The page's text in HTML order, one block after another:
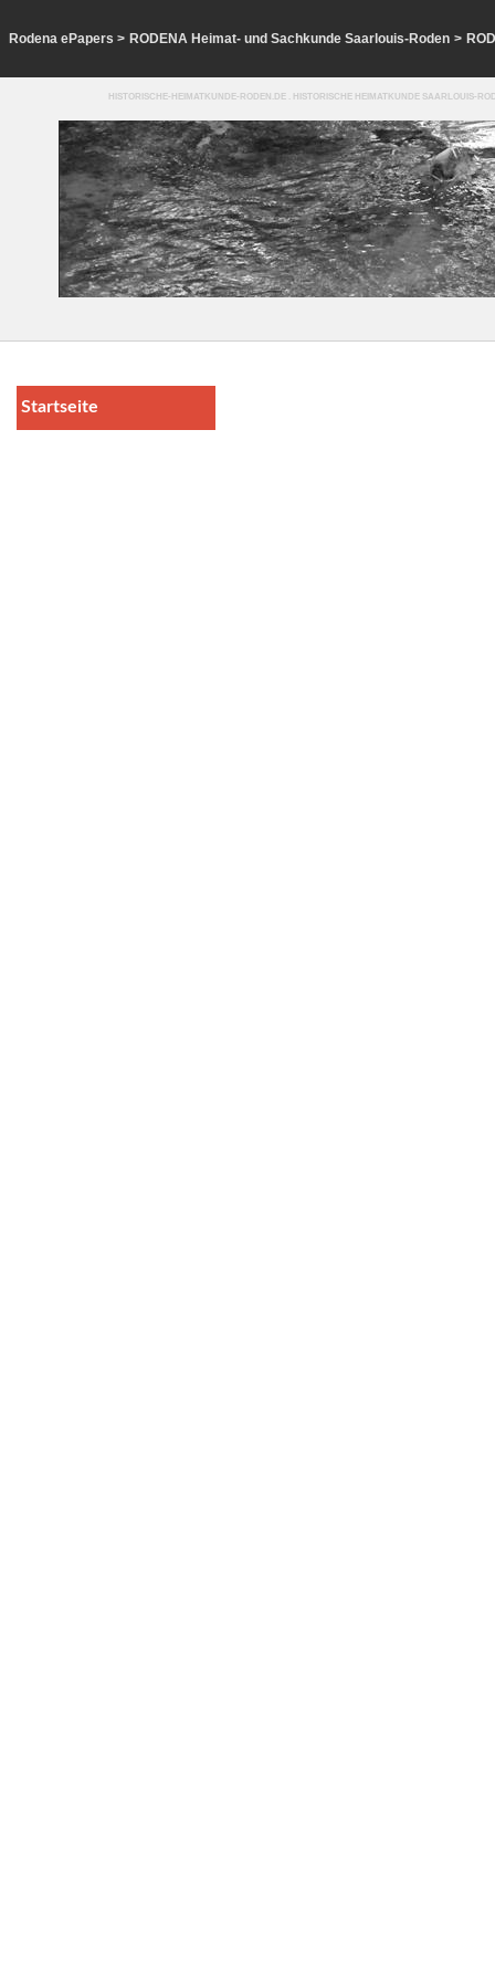
Rodena ePapers > RODENA Heimat- und Sachkunde Saarlouis-Roden >
HISTORISCHE-HEIMATKUNDE-RODEN.DE . HISTORISCHE HEIMATKUNDE SAARLOUIS-
Startseite